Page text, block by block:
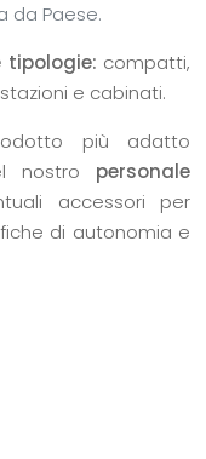
da Paese.
compatti,
e cabinati.
più adatto
nostro personale
accessori per
di autonomia e